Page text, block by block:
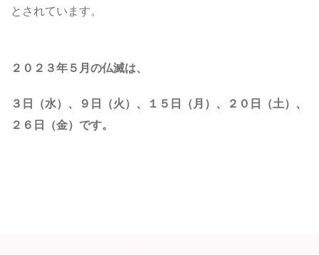
とされています。
２０２３年５月の仏滅は、
３日（水）、９日（火）、１５日（月）、２０日
（土）、
２６日（金） です。